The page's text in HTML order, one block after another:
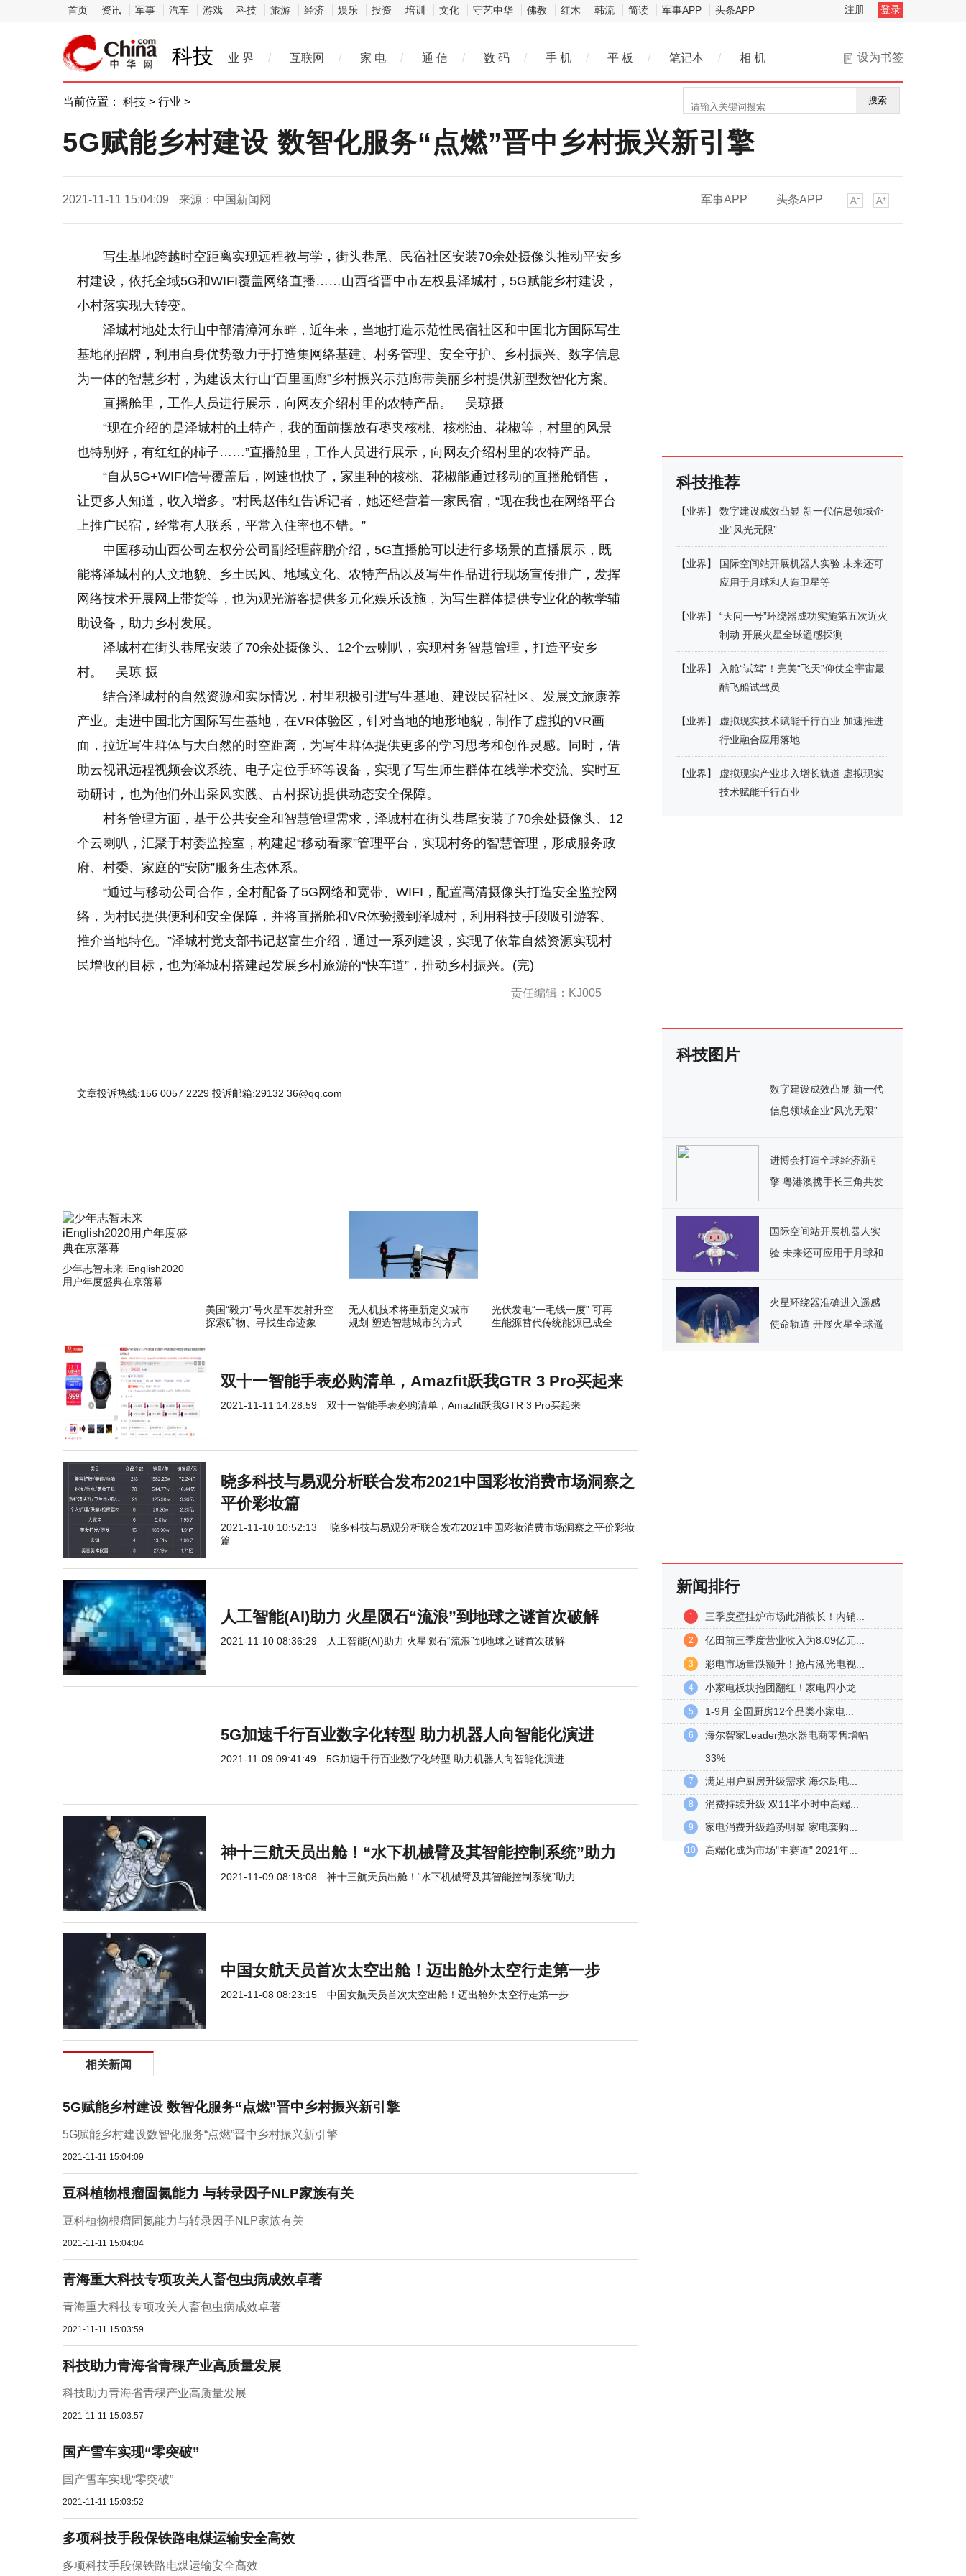
首页 资讯 军事 汽车 游戏 科技 旅游 经济 娱乐 投资 培训 文化 守艺中华 佛教 红木 韩流 简读 军事APP 头条APP 注册 登录
科技 设为书签
业 界 / 互联网 / 家 电 / 通 信 / 数 码 / 手 机 / 平 板 / 笔记本 / 相 机
当前位置： 科技 > 行业 > 搜索
5G赋能乡村建设 数智化服务“点燃”晋中乡村振兴新引擎
2021-11-11 15:04:09 来源：中国新闻网 军事APP 头条APP
写生基地跨越时空距离实现远程教与学，街头巷尾、民宿社区安装70余处摄像头推动平安乡
村建设，依托全域5G和WIFI覆盖网络直播……山西省晋中市左权县泽城村，5G赋能乡村建设，
小村落实现大转变。
泽城村地处太行山中部清漳河东畔，近年来，当地打造示范性民宿社区和中国北方国际写生
基地的招牌，利用自身优势致力于打造集网络基建、村务管理、安全守护、乡村振兴、数字信息
为一体的智慧乡村，为建设太行山“百里画廊”乡村振兴示范廊带美丽乡村提供新型数智化方案。
直播舱里，工作人员进行展示，向网友介绍村里的农特产品。 吴琼摄
“现在介绍的是泽城村的土特产，我的面前摆放有枣夹核桃、核桃油、花椒等，村里的风景
也特别好，有红红的柿子……”直播舱里，工作人员进行展示，向网友介绍村里的农特产品。
“自从5G+WIFI信号覆盖后，网速也快了，家里种的核桃、花椒能通过移动的直播舱销售，
让更多人知道，收入增多。”村民赵伟红告诉记者，她还经营着一家民宿，“现在我也在网络平台
上推广民宿，经常有人联系，平常入住率也不错。”
中国移动山西公司左权分公司副经理薛鹏介绍，5G直播舱可以进行多场景的直播展示，既
能将泽城村的 人文地貌、乡土民风、地域文化、农特产品以及写生作品进行现场宣传推广，发挥
网络技术开展网上带货等，也为观光游客提供多元化娱乐设施，为写生群体提供专业化的教学辅
助设备，助力乡村发展。
泽城村在街头巷尾安装了70余处摄像头、12个云喇叭，实现村务智慧管理，打造平安乡
村。 吴琼 摄
结合泽城村的自然资源和实际情况，村里积极引进写生基地、建设民宿社区、发展文旅康养
产业。走进中国北方国际写生基地，在VR体验区，针对当地的地形地貌，制作了虚拟的VR画
面，拉近写生群体与大自然的时空距离，为写生群体提供更多的学习思考和创作灵感。同时，借
助云视讯远程视频会议系统、电子定位手环等设备，实现了写生师生群体在线学术交流、实时互
动研讨，也为他们外出采风实践、古村探访提供动态安全保障。
村务管理方面，基于公共安全和智慧管理需求，泽城村在街头巷尾安装了70余处摄像头、12
个云喇叭，汇聚于村委监控室，构建起“移动看家”管理平台，实现村务的智慧管理，形成服务政
府、村委、家庭的“安防”服务生态体系。
“通过与移动公司合作，全村配备了5G网络和宽带、WIFI，配置高清摄像头打造安全监控网
络，为村民提供便利和安全保障，并将直播舱和VR体验搬到泽城村，利用科技手段吸引游客、
推介当地特色。”泽城村党支部书记赵富生介绍，通过一系列建设，实现了依靠自然资源实现村
民增收的目标，也为泽城村搭建起发展乡村旅游的“快车道”，推动乡村振兴。(完)
责任编辑：KJ005
文章投诉热线:156 0057 2229 投诉邮箱:29132 36@qq.com
少年志智未来 iEnglish2020
用户年度盛典在京落幕
美国“毅力”号火星车发射升空
探索矿物、寻找生命迹象
无人机技术将重新定义城市
规划 塑造智慧城市的方式
光伏发电“一毛钱一度” 可再
生能源替代传统能源已成全
双十一智能手表必购清单，Amazfit跃我GTR 3 Pro买起来
2021-11-11 14:28:59 双十一智能手表必购清单，Amazfit跃我GTR 3 Pro买起来
晓多科技与易观分析联合发布2021中国彩妆消费市场洞察之
平价彩妆篇
2021-11-10 10:52:13
晓多科技与易观分析联合发布2021中国彩妆消费市场洞察之平价彩妆
篇
人工智能(AI)助力 火星陨石“流浪”到地球之谜首次破解
2021-11-10 08:36:29 人工智能(AI)助力 火星陨石“流浪”到地球之谜首次破解
5G加速千行百业数字化转型 助力机器人向智能化演进
2021-11-09 09:41:49 5G加速千行百业数字化转型 助力机器人向智能化演进
神十三航天员出舱！“水下机械臂及其智能控制系统”助力
2021-11-09 08:18:08 神十三航天员出舱！“水下机械臂及其智能控制系统”助力
中国女航天员首次太空出舱！迈出舱外太空行走第一步
2021-11-08 08:23:15 中国女航天员首次太空出舱！迈出舱外太空行走第一步
相关新闻
5G赋能乡村建设 数智化服务“点燃”晋中乡村振兴新引擎
5G赋能乡村建设数智化服务“点燃”晋中乡村振兴新引擎
2021-11-11 15:04:09
豆科植物根瘤固氮能力 与转录因子NLP家族有关
豆科植物根瘤固氮能力与转录因子NLP家族有关
2021-11-11 15:04:04
青海重大科技专项攻关人畜包虫病成效卓著
青海重大科技专项攻关人畜包虫病成效卓著
2021-11-11 15:03:59
科技助力青海省青稞产业高质量发展
科技助力青海省青稞产业高质量发展
2021-11-11 15:03:57
国产雪车实现“零突破”
国产雪车实现“零突破”
2021-11-11 15:03:52
多项科技手段保铁路电煤运输安全高效
多项科技手段保铁路电煤运输安全高效
科技推荐
【业界】
数字建设成效凸显 新一代信息领域企
业“风光无限”
【业界】
国际空间站开展机器人实验 未来还可
应用于月球和人造卫星等
【业界】
“天问一号”环绕器成功实施第五次近火
制动 开展火星全球遥感探测
【业界】
入舱“试驾”！完美“飞天”仰仗全宇宙最
酷飞船试驾员
【业界】
虚拟现实技术赋能千行百业 加速推进
行业融合应用落地
【业界】
虚拟现实产业步入增长轨道 虚拟现实
技术赋能千行百业
科技图片
数字建设成效凸显 新一代
信息领域企业“风光无限”
进博会打造全球经济新引
擎 粤港澳携手长三角共发
国际空间站开展机器人实
验 未来还可应用于月球和
火星环绕器准确进入遥感
使命轨道 开展火星全球遥
新闻排行
1 三季度壁挂炉市场此消彼长！内销...
2 亿田前三季度营业收入为8.09亿元...
3 彩电市场量跌额升！抢占激光电视...
4 小家电板块抱团翻红！家电四小龙...
5 1-9月 全国厨房12个品类小家电...
6
海尔智家Leader热水器电商零售增幅
33%
7 满足用户厨房升级需求 海尔厨电...
8 消费持续升级 双11半小时中高端...
9 家电消费升级趋势明显 家电套购...
10 高端化成为市场"主赛道" 2021年...